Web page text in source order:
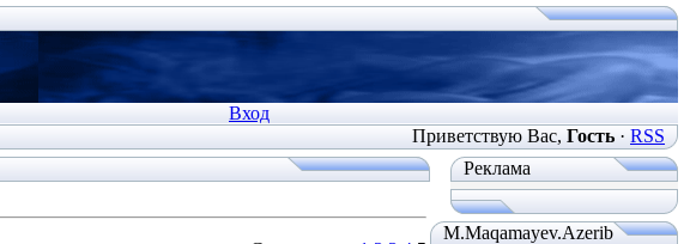
Вход
Приветствую Вас, Гость· RSS
Реклама
M.Maqamayev.Azerib